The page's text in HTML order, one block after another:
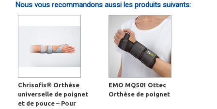
Nous vous recommandons aussi les produits suivants:
Chrisofix® Orthèse
universelle de poignet
et de pouce – Pour
EMO MQ501 Ottec
Orthèse de poignet